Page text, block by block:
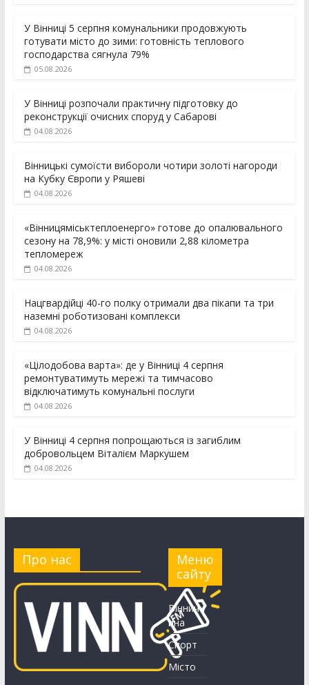
У Вінниці 5 серпня комунальники продовжують
готувати місто до зими: готовність теплового
господарства сягнула 79%
05.08.2026
У Вінниці розпочали практичну підготовку до
реконструкції очисних споруд у Сабарові
04.08.2026
Вінницькі сумоїсти вибороли чотири золоті нагороди
на Кубку Європи у Ряшеві
04.08.2026
«Вінницяміськтеплоенерго» готове до опалювального
сезону на 78,9%: у місті оновили 2,88 кілометра
тепломереж
04.08.2026
Нацгвардійці 40-го полку отримали два пікапи та три
наземні роботизовані комплекси
04.08.2026
«Цілодобова варта»: де у Вінниці 4 серпня
ремонтуватимуть мережі та тимчасово
відключатимуть комунальні послуги
04.08.2026
У Вінниці 4 серпня попрощаються із загиблим
добровольцем Віталієм Маркушем
04.08.2026
Про нас
Меню
сайту
Вінничч
ина
Спорт
Місто